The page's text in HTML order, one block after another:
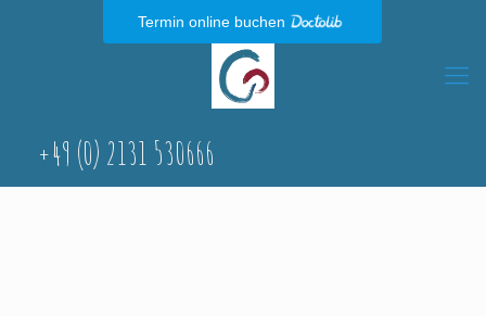
+49 (0) 2131 530666
Termin online buchen